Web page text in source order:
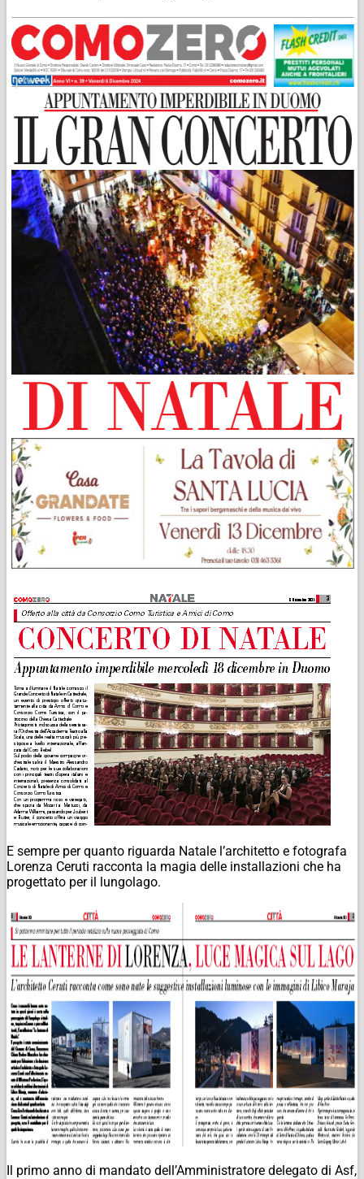
E sempre per quanto riguarda Natale l’architetto e fotografa
Lorenza Ceruti racconta la magia delle installazioni che ha
progettato per il lungolago.
Il primo anno di mandato dell’Amministratore delegato di Asf,